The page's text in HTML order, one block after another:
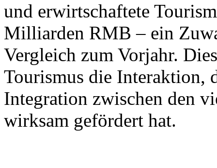
und erwirtschaftete
Milliarden RMB – ein
Vergleich zum Vorjahr.
Tourismus die Interaktion,
Integration zwischen den
wirksam gefördert hat.